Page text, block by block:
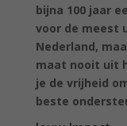
bijna 100 jaar
voor de meest
Nederland,
maat nooit uit
je de vrijheid
beste